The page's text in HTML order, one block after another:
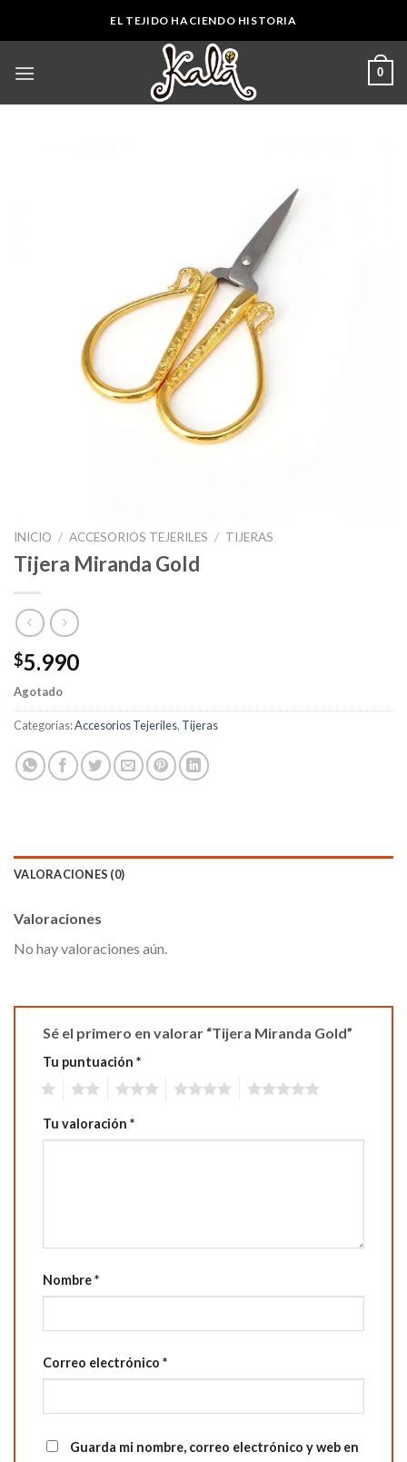
EL TEJIDO HACIENDO HISTORIA
0
INICIO / ACCESORIOS TEJERILES / TIJERAS
Tijera Miranda Gold
$5.990
Agotado
Categorías:Accesorios Tejeriles, Tijeras
VALORACIONES (0)
Valoraciones
No hay valoraciones aún.
Sé el primero en valorar “Tijera Miranda Gold”
Tu puntuación *
Tu valoración *
Nombre*
Correo electrónico *
Guarda mi nombre, correo electrónico y web en